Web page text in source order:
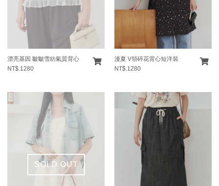
漂亮基因 皺皺雪紡氣質背心
NT$.1280
漫夏 V領碎花背心短洋裝
NT$.1280
SOLD OUT